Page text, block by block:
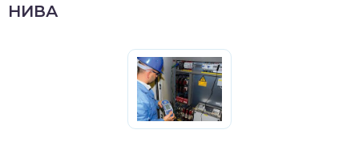
НИВА